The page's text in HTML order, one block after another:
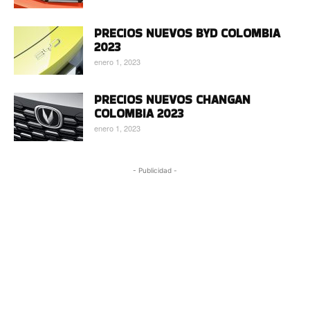
PRECIOS NUEVOS BYD COLOMBIA
2023
enero 1, 2023
PRECIOS NUEVOS CHANGAN
COLOMBIA 2023
enero 1, 2023
- Publicidad -